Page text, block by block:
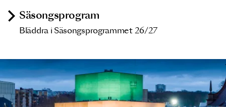
Säsongsprogram
Bläddra i Säsongsprogrammet 26/27